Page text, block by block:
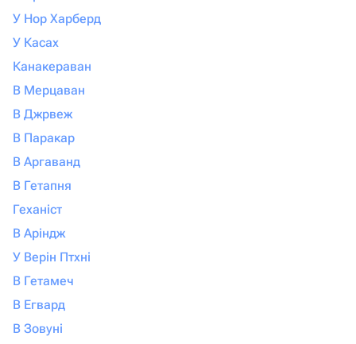
У Нор Харберд
У Касах
Канакераван
В Мерцаван
В Джрвеж
В Паракар
В Аргаванд
В Гетапня
Геханіст
В Аріндж
У Верін Птхні
В Гетамеч
В Егвард
В Зовуні